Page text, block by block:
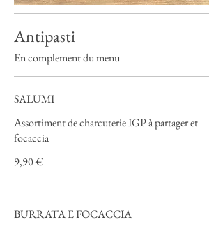
Antipasti
En complement du menu
SALUMI
Assortiment de charcuterie IGP à partager et
focaccia
9,90 €
BURRATA E FOCACCIA